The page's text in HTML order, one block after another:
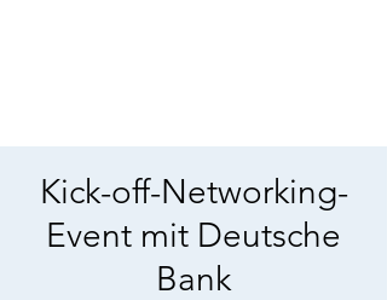
Kick-off-Networking-
Event mit Deutsche
Bank